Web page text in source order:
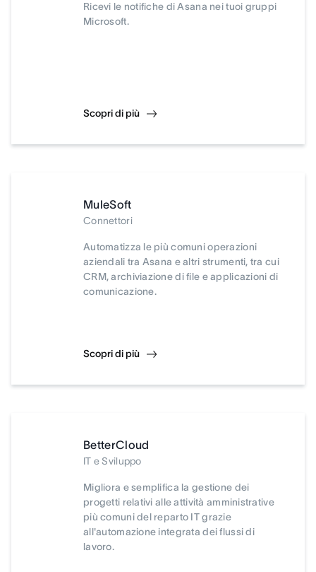
Ricevi le notifiche di Asana nei tuoi gruppi
Microsoft.
Scopri di più
MuleSoft
Connettori
Automatizza le più comuni operazioni
aziendali tra Asana e altri strumenti, tra cui
CRM, archiviazione di file e applicazioni di
comunicazione.
Scopri di più
BetterCloud
IT e Sviluppo
Migliora e semplifica la gestione dei
progetti relativi alle attività amministrative
più comuni del reparto IT grazie
all'automazione integrata dei flussi di
lavoro.